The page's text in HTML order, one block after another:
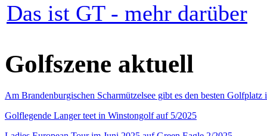
Das ist GT - mehr darüber
Golfszene aktuell
Am Brandenburgischen Scharmützelsee gibt es den besten
Golflegende Langer teet in Winstongolf auf 5/2025